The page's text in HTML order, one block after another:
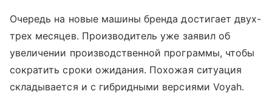
Очередь на новые машины бренда достигает двух-
трех месяцев. Производитель уже заявил об
увеличении производственной программы, чтобы
сократить сроки ожидания. Похожая ситуация
складывается и с гибридными версиями Voyah.